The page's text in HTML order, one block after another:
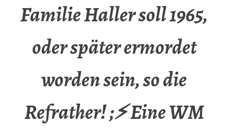
Familie Haller soll 1965,
oder später ermordet
worden sein, so die
Refrather! ;⚡ Eine WM